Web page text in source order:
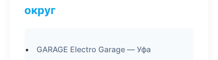
округ
GARAGE Electro Garage — Уфа